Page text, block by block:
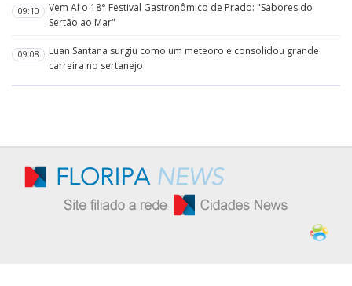
09:10
Vem Aí o 18° Festival Gastronômico de Prado: "Sabores do
Sertão ao Mar"
09:08
Luan Santana surgiu como um meteoro e consolidou grande
carreira no sertanejo